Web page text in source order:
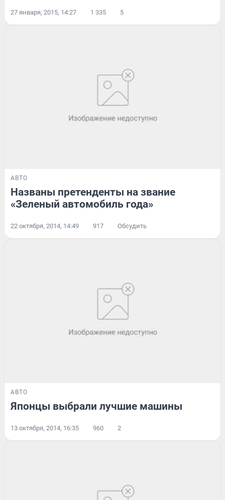
27 января, 2015, 14:27 1 335 5
АВТО
Названы претенденты на звание
«Зеленый автомобиль года»
22 октября, 2014, 14:49 917 Обсудить
АВТО
Японцы выбрали лучшие машины
13 октября, 2014, 16:35 960 2